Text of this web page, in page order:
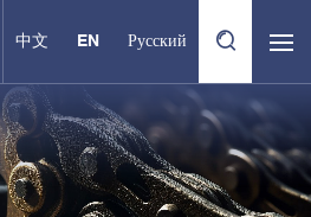
中文 EN Русский